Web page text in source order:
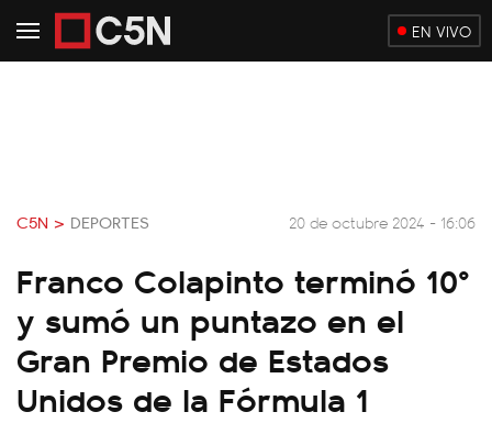
EN VIVO
C5N > DEPORTES 20 de octubre 2024 - 16:06
Franco Colapinto terminó 10°
y sumó un puntazo en el
Gran Premio de Estados
Unidos de la Fórmula 1